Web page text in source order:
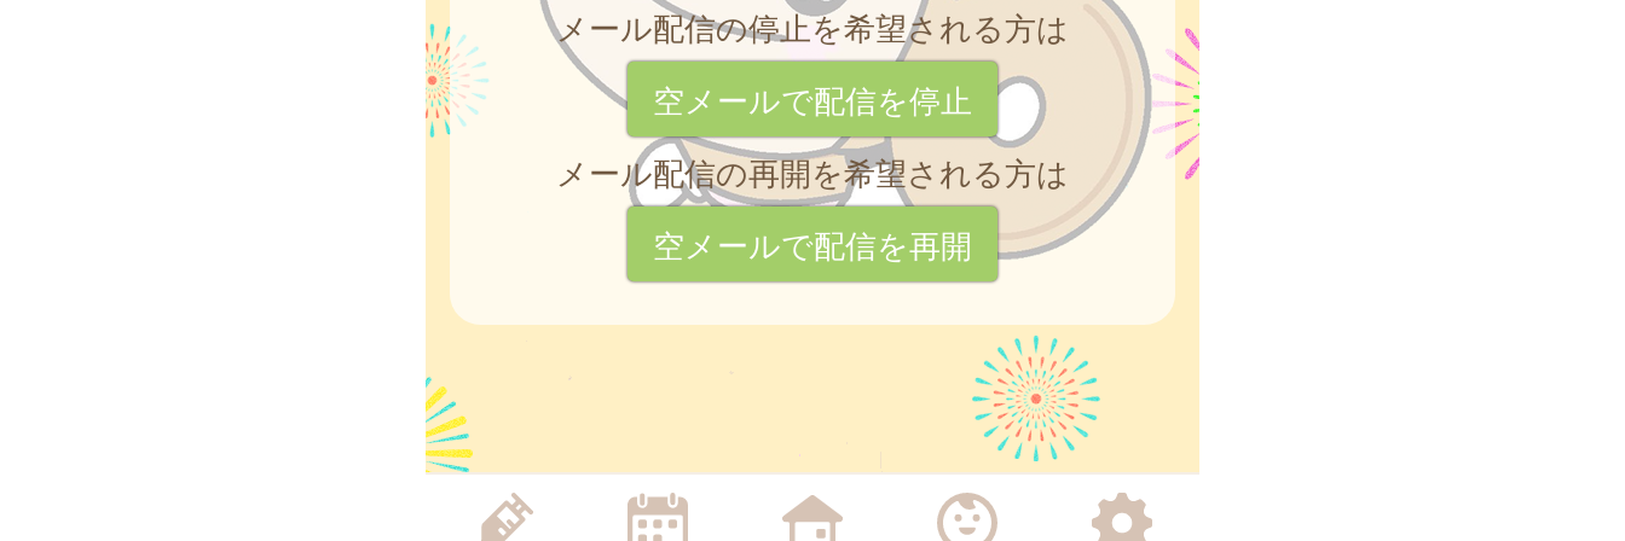
メール配信の停止を希望される方は
空メールで配信を停止
メール配信の再開を希望される方は
空メールで配信を再開